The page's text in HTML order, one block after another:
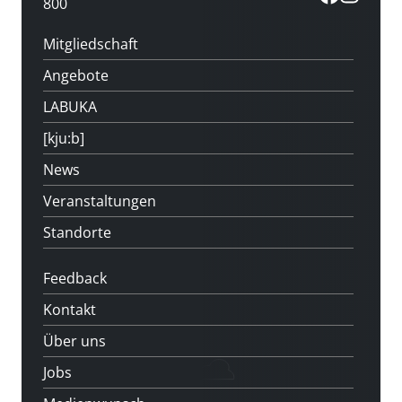
800
Mitgliedschaft
Angebote
LABUKA
[kju:b]
News
Veranstaltungen
Standorte
Feedback
Kontakt
Über uns
Jobs